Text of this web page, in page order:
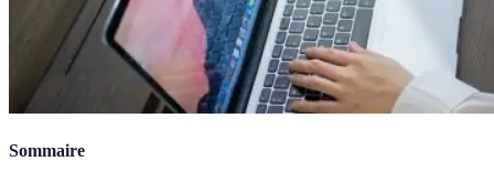
Sommaire